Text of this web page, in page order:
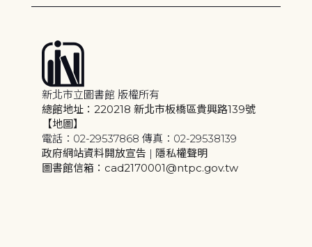
新北市立圖書館 版權所有
總館地址：220218 新北市板橋區貴興路139號
【地圖】
電話：02-29537868 傳真：02-29538139
政府網站資料開放宣告 | 隱私權聲明
圖書館信箱：cad2170001@ntpc.gov.tw